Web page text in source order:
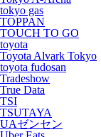
tokyo gas
TOPPAN
TOUCH TO GO
toyota
Toyota Alvark Tokyo
toyota fudosan
Tradeshow
True Data
TSI
TSUTAYA
UAゼンセン